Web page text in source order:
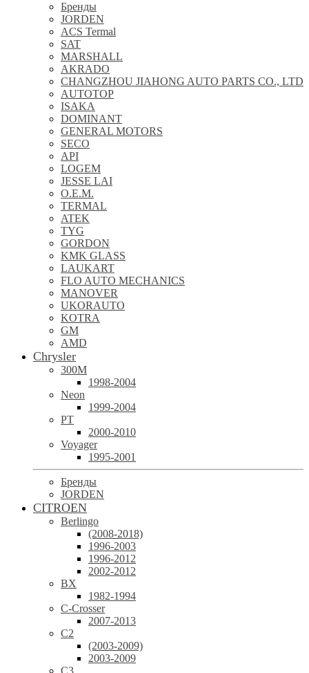
Бренды
JORDEN
ACS Termal
SAT
MARSHALL
AKRADO
CHANGZHOU JIAHONG AUTO PARTS CO., LTD
AUTOTOP
ISAKA
DOMINANT
GENERAL MOTORS
SECO
API
LOGEM
JESSE LAI
O.E.M.
TERMAL
ATEK
TYG
GORDON
KMK GLASS
LAUKART
FLO AUTO MECHANICS
MANOVER
UKORAUTO
KOTRA
GM
AMD
Chrysler
300M
1998-2004
Neon
1999-2004
PT
2000-2010
Voyager
1995-2001
Бренды
JORDEN
CITROEN
Berlingo
(2008-2018)
1996-2003
1996-2012
2002-2012
BX
1982-1994
C-Crosser
2007-2013
C2
(2003-2009)
2003-2009
C3